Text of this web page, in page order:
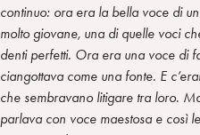
continuo: ora era la bella voce di
molto giovane, una di quelle voci
denti perfetti. Ora era una voce di
ciangottava come una fonte. E
che sembravano litigare tra loro.
parlava con voce maestosa e così